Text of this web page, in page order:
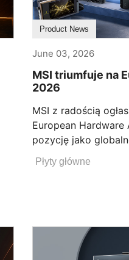
Product News
June 03, 2026
MSI triumfuje na
2026
MSI z radością
European Hardware
pozycję jako
i technologii. Znane
i utrzymywania
Najlepsze płyty
Intel i AMD,
produkty do
Płyty główne